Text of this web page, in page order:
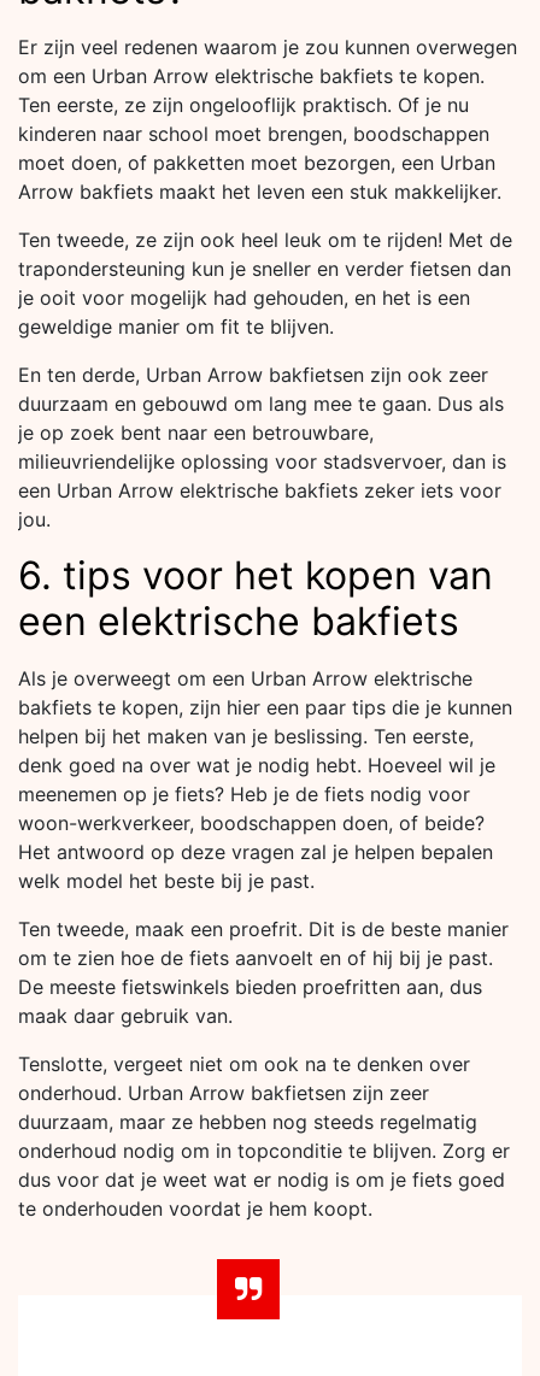
Er zijn veel redenen waarom je zou kunnen overwegen
om een Urban Arrow elektrische bakfiets te kopen.
Ten eerste, ze zijn ongelooflijk praktisch. Of je nu
kinderen naar school moet brengen, boodschappen
moet doen, of pakketten moet bezorgen, een Urban
Arrow bakfiets maakt het leven een stuk makkelijker.
Ten tweede, ze zijn ook heel leuk om te rijden! Met de
trapondersteuning kun je sneller en verder fietsen dan
je ooit voor mogelijk had gehouden, en het is een
geweldige manier om fit te blijven.
En ten derde, Urban Arrow bakfietsen zijn ook zeer
duurzaam en gebouwd om lang mee te gaan. Dus als
je op zoek bent naar een betrouwbare,
milieuvriendelijke oplossing voor stadsvervoer, dan is
een Urban Arrow elektrische bakfiets zeker iets voor
jou.
6. tips voor het kopen van
een elektrische bakfiets
Als je overweegt om een Urban Arrow elektrische
bakfiets te kopen, zijn hier een paar tips die je kunnen
helpen bij het maken van je beslissing. Ten eerste,
denk goed na over wat je nodig hebt. Hoeveel wil je
meenemen op je fiets? Heb je de fiets nodig voor
woon-werkverkeer, boodschappen doen, of beide?
Het antwoord op deze vragen zal je helpen bepalen
welk model het beste bij je past.
Ten tweede, maak een proefrit. Dit is de beste manier
om te zien hoe de fiets aanvoelt en of hij bij je past.
De meeste fietswinkels bieden proefritten aan, dus
maak daar gebruik van.
Tenslotte, vergeet niet om ook na te denken over
onderhoud. Urban Arrow bakfietsen zijn zeer
duurzaam, maar ze hebben nog steeds regelmatig
onderhoud nodig om in topconditie te blijven. Zorg er
dus voor dat je weet wat er nodig is om je fiets goed
te onderhouden voordat je hem koopt.